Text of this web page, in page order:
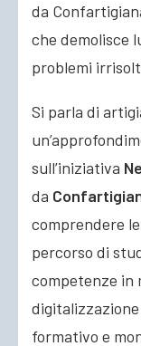
da
che demolisce
problemi
Si parla di
sull’iniziativa
da
comprendere
percorso di
competenze in
formativo e